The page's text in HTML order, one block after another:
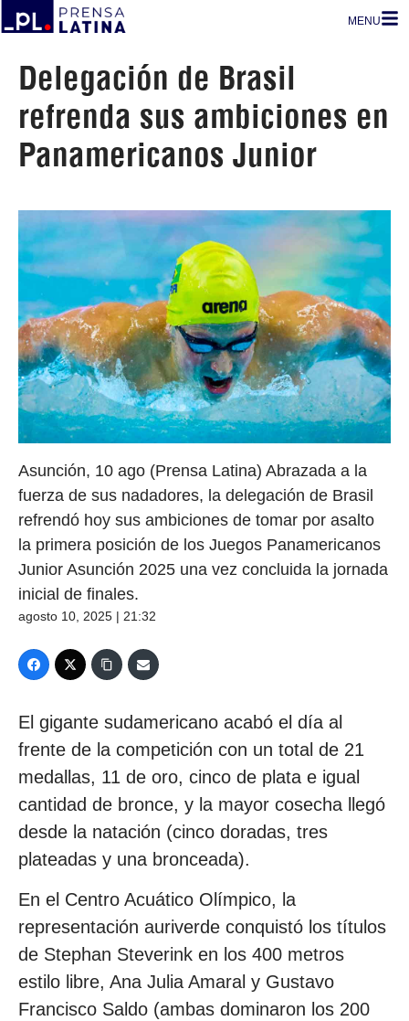
MENU
Delegación de Brasil
refrenda sus ambiciones en
Panamericanos Junior
Asunción, 10 ago (Prensa Latina) Abrazada a la
fuerza de sus nadadores, la delegación de Brasil
refrendó hoy sus ambiciones de tomar por asalto
la primera posición de los Juegos Panamericanos
Junior Asunción 2025 una vez concluida la jornada
inicial de finales.
agosto 10, 2025 | 21:32
El gigante sudamericano acabó el día al
frente de la competición con un total de 21
medallas, 11 de oro, cinco de plata e igual
cantidad de bronce, y la mayor cosecha llegó
desde la natación (cinco doradas, tres
plateadas y una bronceada).
En el Centro Acuático Olímpico, la
representación auriverde conquistó los títulos
de Stephan Steverink en los 400 metros
estilo libre, Ana Julia Amaral y Gustavo
Francisco Saldo (ambas dominaron los 200